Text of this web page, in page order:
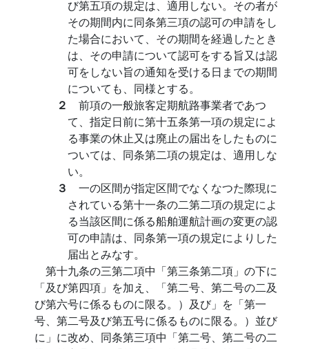
び第五項の規定は、適用しない。その者が
その期間内に同条第三項の認可の申請をし
た場合において、その期間を経過したとき
は、その申請について認可をする旨又は認
可をしない旨の通知を受ける日までの期間
についても、同様とする。
２ 前項の一般旅客定期航路事業者であつ
て、指定日前に第十五条第一項の規定によ
る事業の休止又は廃止の届出をしたものに
ついては、同条第二項の規定は、適用しな
い。
３ 一の区間が指定区間でなくなつた際現に
されている第十一条の二第二項の規定によ
る当該区間に係る船舶運航計画の変更の認
可の申請は、同条第一項の規定によりした
届出とみなす。
第十九条の三第二項中「第三条第二項」の下に
「及び第四項」を加え、「第二号、第二号の二及
び第六号に係るものに限る。）及び」を「第一
号、第二号及び第五号に係るものに限る。）並び
に」に改め、同条第三項中「第二号、第二号の二